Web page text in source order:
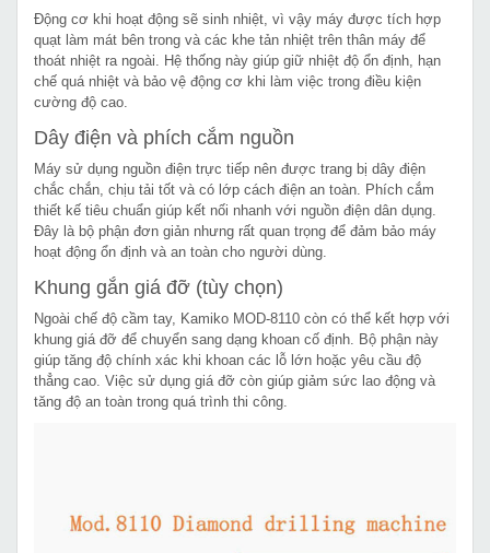
Động cơ khi hoạt động sẽ sinh nhiệt, vì vậy máy được tích hợp
quạt làm mát bên trong và các khe tản nhiệt trên thân máy để
thoát nhiệt ra ngoài. Hệ thống này giúp giữ nhiệt độ ổn định, hạn
chế quá nhiệt và bảo vệ động cơ khi làm việc trong điều kiện
cường độ cao.
Dây điện và phích cắm nguồn
Máy sử dụng nguồn điện trực tiếp nên được trang bị dây điện
chắc chắn, chịu tải tốt và có lớp cách điện an toàn. Phích cắm
thiết kế tiêu chuẩn giúp kết nối nhanh với nguồn điện dân dụng.
Đây là bộ phận đơn giản nhưng rất quan trọng để đảm bảo máy
hoạt động ổn định và an toàn cho người dùng.
Khung gắn giá đỡ (tùy chọn)
Ngoài chế độ cầm tay, Kamiko MOD-8110 còn có thể kết hợp với
khung giá đỡ để chuyển sang dạng khoan cố định. Bộ phận này
giúp tăng độ chính xác khi khoan các lỗ lớn hoặc yêu cầu độ
thẳng cao. Việc sử dụng giá đỡ còn giúp giảm sức lao động và
tăng độ an toàn trong quá trình thi công.